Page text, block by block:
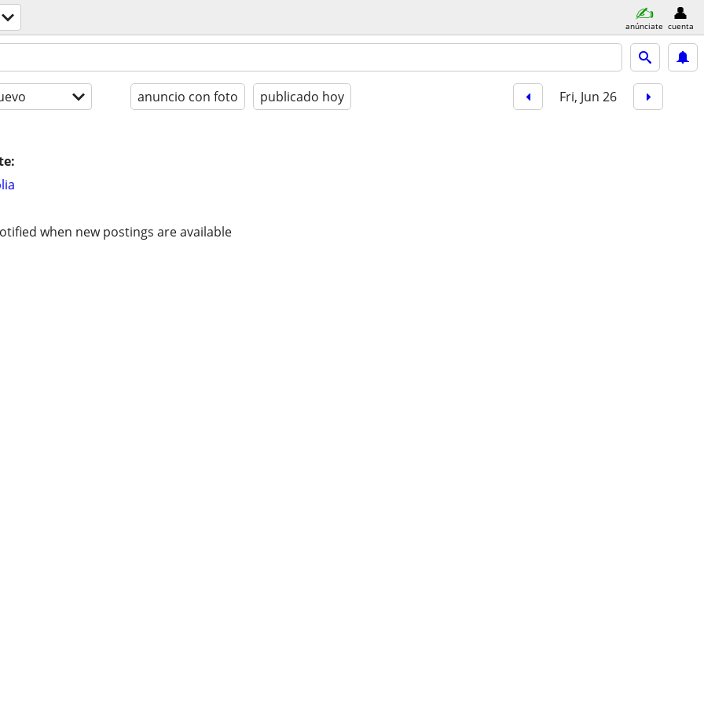
anúnciate cuenta
anuncio con foto publicado hoy Fri, Jun 26
when new postings are available